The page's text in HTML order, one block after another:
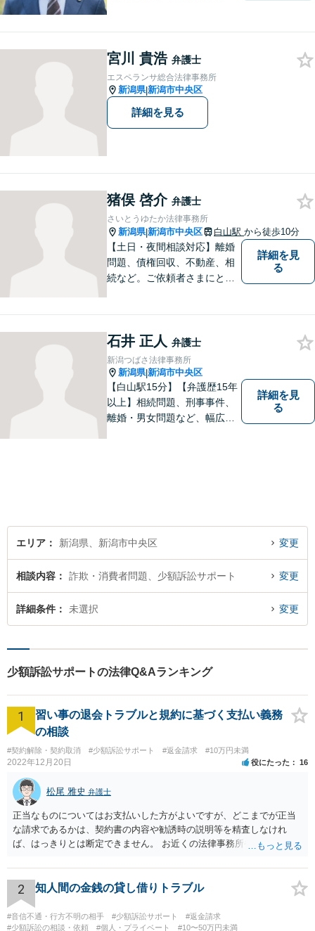
災・不貞慰謝料は相談料初回
無料】【顧問先企業300社以
上】
宮川 貴浩 弁護士
エスペランサ総合法律事務所
新潟県|新潟市中央区
詳細を見る
猪俣 啓介 弁護士
さいとうゆたか法律事務所
新潟県|新潟市中央区 白山駅 から徒歩10分
【土日・夜間相談対応】離婚
問題、債権回収、不動産、相
続など。ご依頼者さまにとっ
ず、わかりやすくご説明しま
す。お気軽にご相談ください
【子連れ相談可】
詳細を見
る
石井 正人 弁護士
新潟つばさ法律事務所
新潟県|新潟市中央区
【白山駅15分】【弁護歴15年
以上】相続問題、刑事事件、
離婚・男女問題など、幅広い
詳細を見
る
エリア 新潟県、新潟市中央区 変更
相談内容 詐欺・消費者問題、少額訴訟サポート 変更
詳細条件 未選択 変更
少額訴訟サポートの法律Q&Aランキング
1
習い事の退会トラブルと規約に基づく支払い義務
の相談
#契約解除・契約取消 #少額訴訟サポート #返金請求 #10万円未満
2022年12月20日 役にたった 16
松尾 雅史 弁護士
正当なものについてはお支払いした方がよいですが、どこまでが正当
な請求であるかは、契約書の内容や勧誘時の説明等を精査しなけれ
ば、はっきりとは断定できません。 お近くの法律事務所や、市役所・
費者生活センター(https://www.kokusen.go.jp/map/)も親身に相談に乗
ってくれますので、一度ご利用されることをおすすめします。
2 知人間の金銭の貸し借りトラブル
#音信不通・行方不明の相手 #少額訴訟サポート
#返金請求
#少額訴訟の相談・依頼
#個人・プライベート #10〜50万円未満